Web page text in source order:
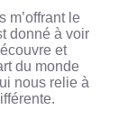
m’offrant le
donné à voir
et
du monde
nous relie à